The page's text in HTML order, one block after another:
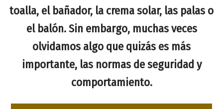
toalla, el bañador, la crema solar, las palas o
el balón. Sin embargo, muchas veces
olvidamos algo que quizás es más
importante, las normas de seguridad y
comportamiento.